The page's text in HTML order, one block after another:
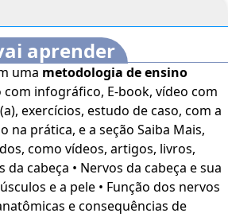
ao ponto de sua exteriorização na
a importância da identificação e
para garantir a segurança dos
e minimizar riscos de
. Bons estudos! OCurso
e Riscos de Danosé voltado para
da área de Estética e Cosmética,
no assunto.Este curso dispõe dos
acessibilidade: cores em alto
fonte e tradução automática
de Sinais (Libras). Para
aprender
uma metodologia de ensino
com infográfico, E-book, vídeo com
exercícios, estudo de caso, com a
na prática, e a seção Saiba Mais,
como vídeos, artigos, livros,
e a pele • Função dos nervos
e consequências de